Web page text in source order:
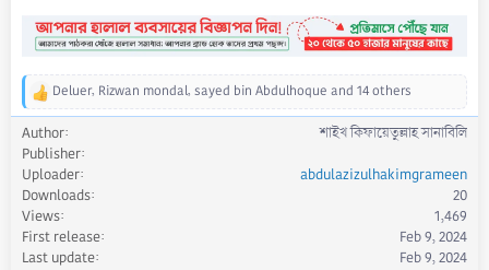
R
e
a
c
t
i
o
n
s
Deluer, Rizwan mondal, sayed bin Abdulhoque and 14 others
Author
শাইখ কিফায়েতুল্লাহ সানাবিলি
Publisher
Uploader
abdulazizulhakimgrameen
Downloads
20
Views
1,469
First release
Feb 9, 2024
Last update
Feb 9, 2024